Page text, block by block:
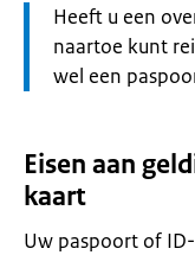
Let
op:
Heeft u een
naartoe kunt
wel een
Eisen aan
kaart
Uw paspoort of